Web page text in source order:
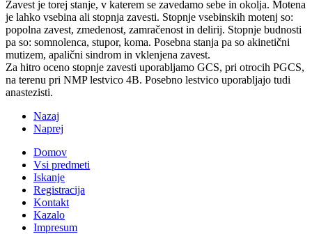
Zavest je torej stanje, v katerem se zavedamo sebe in okolja. Motena
je lahko vsebina ali stopnja zavesti. Stopnje vsebinskih motenj so:
popolna zavest, zmedenost, zamračenost in delirij. Stopnje budnosti
pa so: somnolenca, stupor, koma. Posebna stanja pa so akinetični
mutizem, apalični sindrom in vklenjena zavest.
Za hitro oceno stopnje zavesti uporabljamo GCS, pri otrocih PGCS,
na terenu pri NMP lestvico 4B. Posebno lestvico uporabljajo tudi
anastezisti.
Nazaj
Naprej
Domov
Vsi predmeti
Iskanje
Registracija
Kontakt
Kazalo
Impresum